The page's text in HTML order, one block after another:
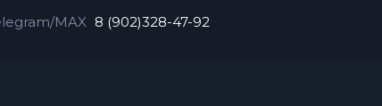
MAX 8 (902)328-47-92